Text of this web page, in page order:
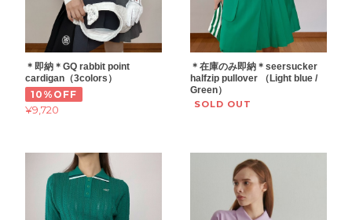
＊即納＊GQ rabbit point
cardigan（3colors）
10%OFF
¥9,720
＊在庫のみ即納＊seersucker
halfzip pullover （Light blue /
Green）
SOLD OUT